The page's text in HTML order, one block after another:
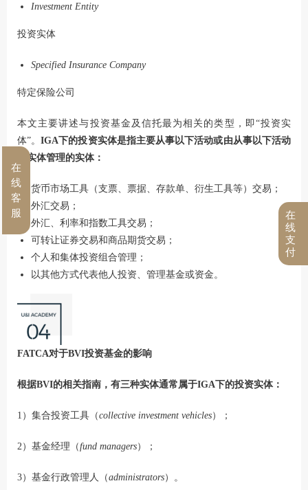
Investment Entity
投资实体
Specified Insurance Company
特定保险公司
本文主要讲述与投资基金及信托最为相关的类型，即“投资实
体”。IGA下的投资实体是指主要从事以下活动或由从事以下活动
的实体管理的实体：
货币市场工具（支票、票据、存款单、衍生工具等）交易；
外汇交易；
外汇、利率和指数工具交易；
可转让证券交易和商品期货交易；
个人和集体投资组合管理；
以其他方式代表他人投资、管理基金或资金。
FATCA对于BVI投资基金的影响
根据BVI的相关指南，有三种实体通常属于IGA下的投资实体：
1）集合投资工具（collective investment vehicles）；
2）基金经理（fund managers）；
3）基金行政管理人（administrators）。
在
线
客
服
在
线
支
付